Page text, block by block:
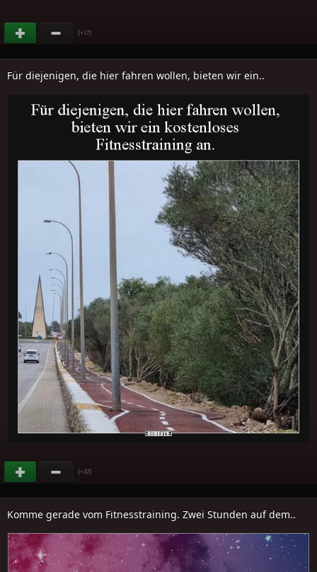
(+17)
Für diejenigen, die hier fahren wollen, bieten wir ein..
(+32)
Komme gerade vom Fitnesstraining. Zwei Stunden auf dem..